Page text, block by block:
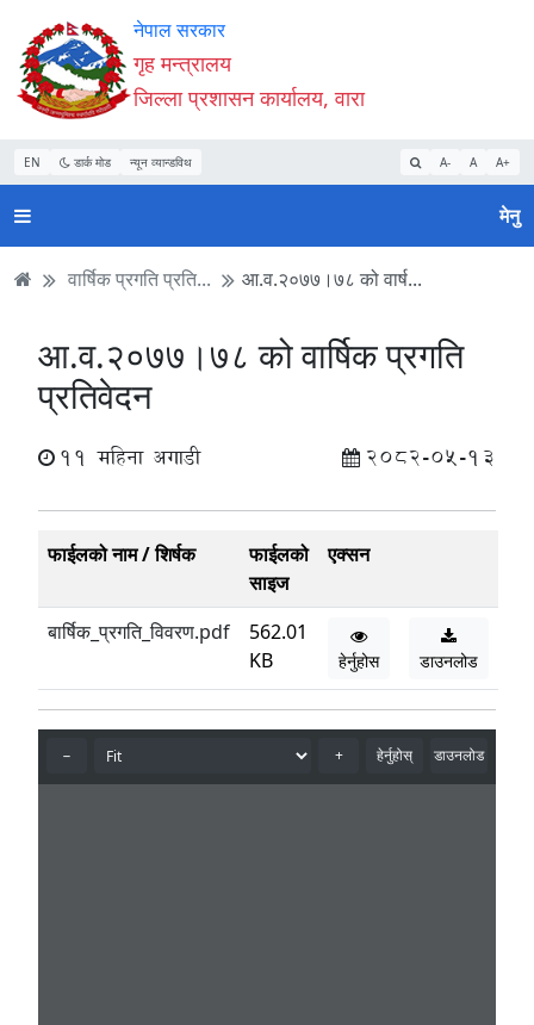
Accessibility
Mode
सुरु
गर्नुहोस्
सामाग्री
पढ्नुहाेस्
नेभिगेसन
पढ्नुहाेस्
वेबसाइट
खोजमा
जानुहोस्
नेपाल सरकार
गृह मन्त्रालय
जिल्ला प्रशासन कार्यालय, वारा
EN डार्क मोड न्यून व्यान्डविथ A- A A+
मेनु
वार्षिक प्रगति प्रति... आ.व.२०७७।७८ को वार्ष...
आ.व.२०७७।७८ को वार्षिक प्रगति
प्रतिवेदन
11 महिना अगाडी 2082-05-13
फाईलको नाम / शिर्षक
फाईलको
साइज
एक्सन
बार्षिक_प्रगति_विवरण.pdf
562.01
KB
हेर्नुहोस डाउनलोड